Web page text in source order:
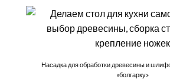
Насадка для обработки древесины и
«болгарку»